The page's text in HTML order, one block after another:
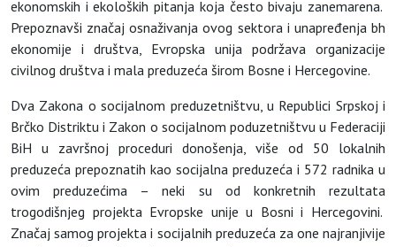
ekonomskih i ekoloških pitanja koja često bivaju zanemarena.
Prepoznavši značaj osnaživanja ovog sektora i unapređenja bh
ekonomije i društva, Evropska unija podržava organizacije
civilnog društva i mala preduzeća širom Bosne i Hercegovine.
Dva Zakona o socijalnom preduzetništvu, u Republici Srpskoj i
Brčko Distriktu i Zakon o socijalnom poduzetništvu u Federaciji
BiH u završnoj proceduri donošenja, više od 50 lokalnih
preduzeća prepoznatih kao socijalna preduzeća i 572 radnika u
ovim preduzećima – neki su od konkretnih rezultata
trogodišnjeg projekta Evropske unije u Bosni i Hercegovini.
Značaj samog projekta i socijalnih preduzeća za one najranjivije